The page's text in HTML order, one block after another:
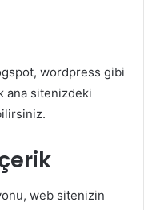
wordpress gibi
ana sitenizdeki
web sitenizin